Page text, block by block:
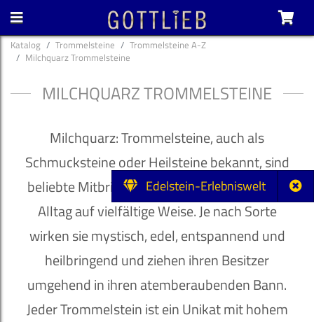
Edelstein-Erlebniswelt
Katalog Trommelsteine
Trommelsteine A-Z
Milchquarz Trommelsteine
MILCHQUARZ TROMMELSTEINE
Milchquarz: Trommelsteine, auch als
Schmucksteine oder Heilsteine bekannt, sind
beliebte Mitbringsel und bereichern unseren
Alltag auf vielfältige Weise. Je nach Sorte
wirken sie mystisch, edel, entspannend und
heilbringend und ziehen ihren Besitzer
umgehend in ihren atemberaubenden Bann.
Jeder Trommelstein ist ein Unikat mit hohem